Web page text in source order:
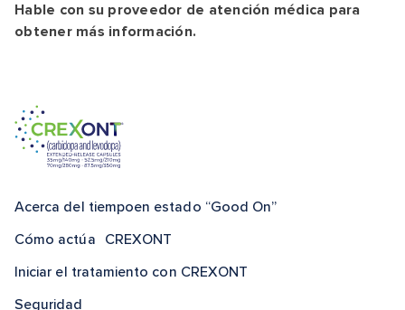
Hable con su proveedor de atención médica para
obtener más información.
Acerca del tiempoen estado “Good On”
Cómo actúa CREXONT
Iniciar el tratamiento con CREXONT
Seguridad